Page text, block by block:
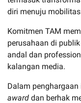
diri menuju
Komitmen TAM
perusahaan di
andal dan
kalangan media.
Dalam penghargaan
award dan berhak